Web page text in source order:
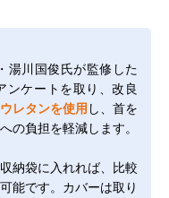
湯川国俊氏が監修した
ンケートを取り、改良
レタンを使用 し、首を
の負担を軽減します。
納袋に入れれば、比較
能です。カバーは取り